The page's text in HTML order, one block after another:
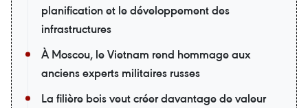
planification et le développement des
infrastructures
À Moscou, le Vietnam rend hommage aux
anciens experts militaires russes
La filière bois veut créer davantage de valeur